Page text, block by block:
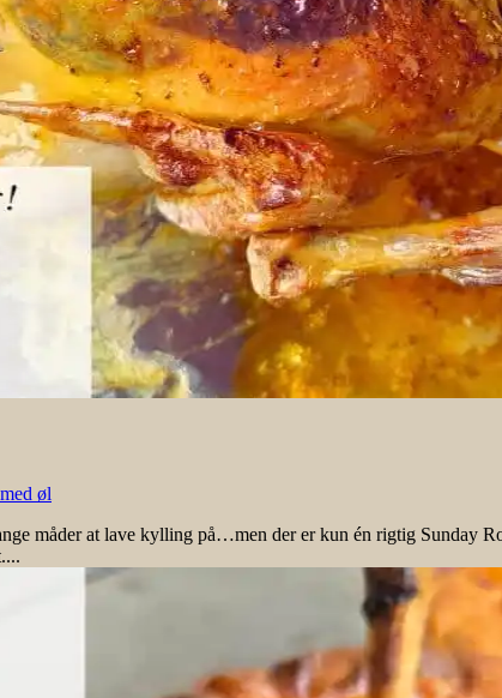
øl
måder at lave kylling på…men der er kun én rigtig Sunday